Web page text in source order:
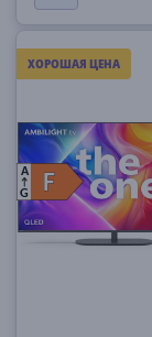
ХОРОШАЯ ЦЕНА
F
F
A
G